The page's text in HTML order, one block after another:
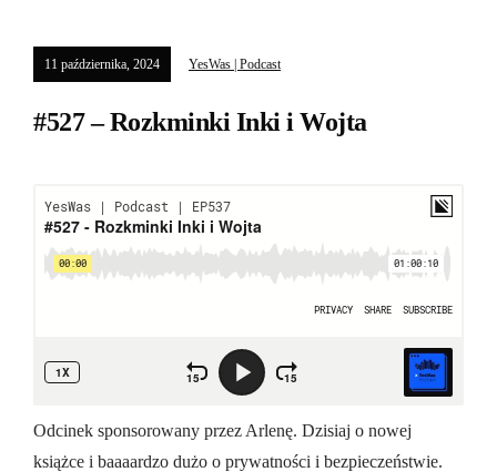
11 października, 2024 YesWas | Podcast
#527 – Rozkminki Inki i Wojta
Odcinek sponsorowany przez Arlenę. Dzisiaj o nowej
książce i baaaardzo dużo o prywatności i bezpieczeństwie.